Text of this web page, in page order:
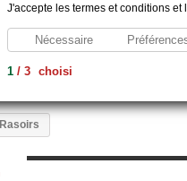
Hygiène Mesure, Pesée
Rasoirs
J'accepte les termes et conditions et
Nécessaire
1 / 3 choisi